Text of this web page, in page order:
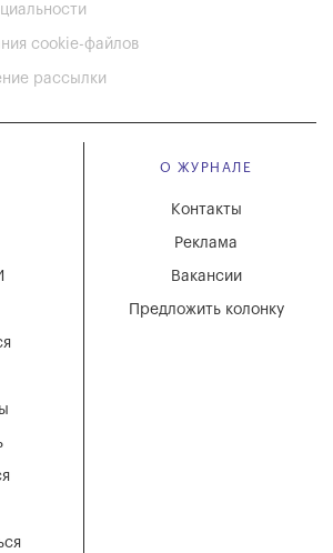
cookie-файлов
рассылки
О ЖУРНАЛЕ
Вакансии
Реклама
Контакты
Предложить колонку